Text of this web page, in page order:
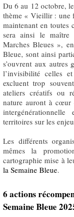
Du 6 au 12 octobre,
thème « Vieillir : une
maintenant en toutes
sera ainsi le
Marches Bleues »,
Bleue, sont ainsi
s’ouvrent aux autres
l’invisibilité celles
excluent trop
ateliers créatifs ou
nature auront à cœur
territoires sur les
Les différents
mêmes la
cartographie mise à
la Semaine Bleue.
6 actions
Semaine Bleue